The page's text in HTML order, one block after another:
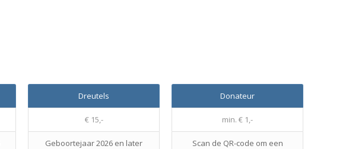
Dreutels
€ 15,-
Geboortejaar 2026 en later
Donateur
min. € 1,-
Scan de QR-code om een